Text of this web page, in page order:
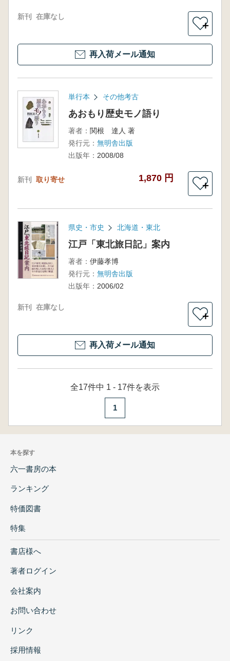
新刊 在庫なし
＋
再入荷メール通知
単行本 その他考古
あおもり歴史モノ語り
著者： 関根 達人 著
発行元： 無明舎出版
出版年： 2008/08
新刊 取り寄せ 1,870 円
＋
県史・市史 北海道・東北
江戸「東北旅日記」案内
著者： 伊藤孝博
発行元： 無明舎出版
出版年： 2006/02
新刊 在庫なし
＋
再入荷メール通知
全17件中 1 - 17件を表示
1
本を探す
六一書房の本
ランキング
特価図書
特集
書店様へ
著者ログイン
会社案内
お問い合わせ
リンク
採用情報